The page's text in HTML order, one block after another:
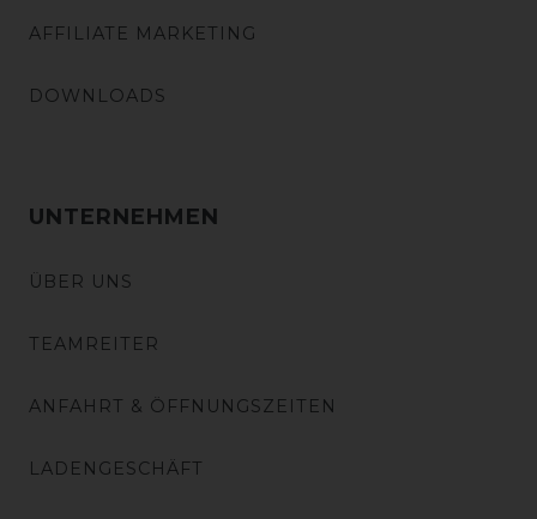
AFFILIATE MARKETING
DOWNLOADS
UNTERNEHMEN
ÜBER UNS
TEAMREITER
ANFAHRT & ÖFFNUNGSZEITEN
LADENGESCHÄFT